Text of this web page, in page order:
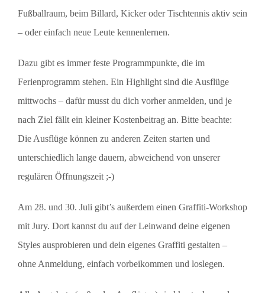
Fußballraum, beim Billard, Kicker oder Tischtennis aktiv sein
– oder einfach neue Leute kennenlernen.
Dazu gibt es immer feste Programmpunkte, die im
Ferienprogramm stehen. Ein Highlight sind die Ausflüge
mittwochs – dafür musst du dich vorher anmelden, und je
nach Ziel fällt ein kleiner Kostenbeitrag an. Bitte beachte:
Die Ausflüge können zu anderen Zeiten starten und
unterschiedlich lange dauern, abweichend von unserer
regulären Öffnungszeit ;-)
Am 28. und 30. Juli gibt’s außerdem einen Graffiti-Workshop
mit Jury. Dort kannst du auf der Leinwand deine eigenen
Styles ausprobieren und dein eigenes Graffiti gestalten –
ohne Anmeldung, einfach vorbeikommen und loslegen.